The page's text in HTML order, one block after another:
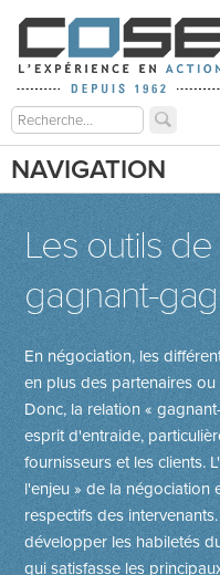
NAVIGATION
Les outils
gagnant-
En négociation, les
en plus des partenaires
Donc, la relation «
esprit d'entraide,
fournisseurs et les clients.
l'enjeu » de la négociation
respectifs des
développer les habiletés
qui satisfasse les